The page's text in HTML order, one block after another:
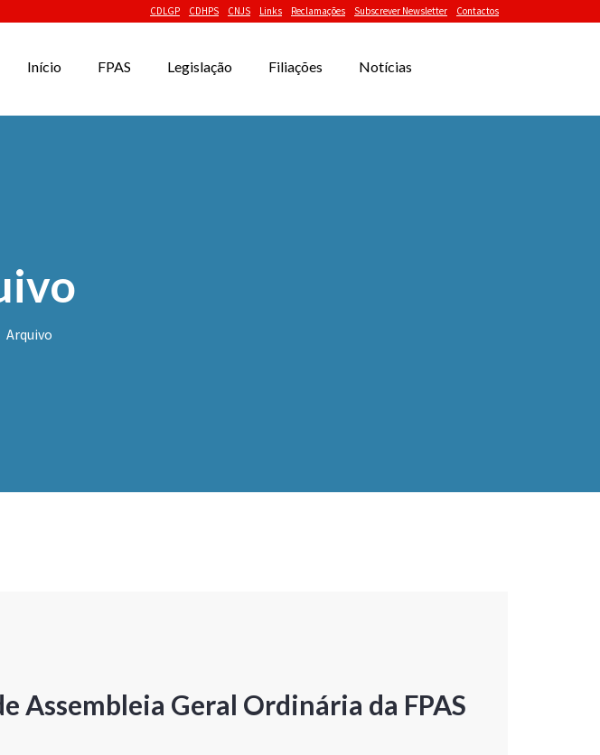
CDLGP CDHPS CNJS Links Reclamações Subscrever Newsletter Contactos
Início FPAS Legislação Filiações Notícias
Arquivo
Assembleia Geral Ordinária da FPAS